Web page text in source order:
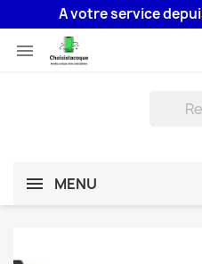
A votre service depuis

MENU